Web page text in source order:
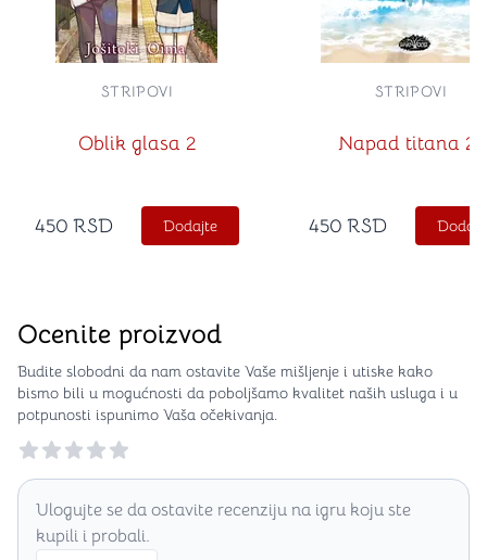
Oblik glasa 2
STRIPOVI
450 RSD Dodajte
Napad titana 22
STRIPOVI
450 RSD
Ocenite proizvod
Budite slobodni da nam ostavite Vaše mišljenje i utiske kako
bismo bili u mogućnosti da poboljšamo kvalitet naših usluga i u
potpunosti ispunimo Vaša očekivanja.
Reviews
Ulogujte se da ostavite recenziju na igru koju ste
kupili i probali.